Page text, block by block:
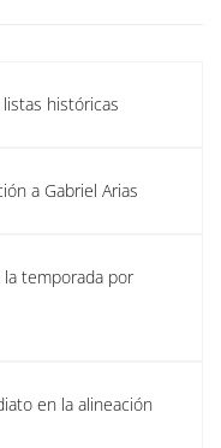
históricas
a Gabriel Arias
temporada por
en la alineación